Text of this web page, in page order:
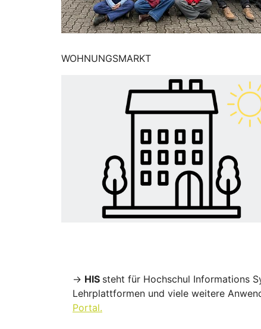
WOHNUNGSMARKT
→ HIS steht für Hochschul Informations
Lehrplattformen und viele weitere
Portal.